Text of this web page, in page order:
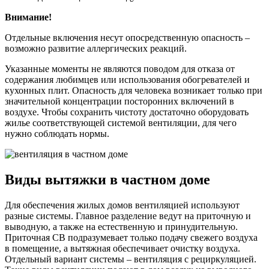
Внимание!
Отдельные включения несут опосредственную опасность –
возможно развитие аллергических реакций.
Указанные моменты не являются поводом для отказа от
содержания любимцев или использования обогревателей и
кухонных плит. Опасность для человека возникает только при
значительной концентрации посторонних включений в
воздухе. Чтобы сохранить чистоту достаточно оборудовать
жилье соответствующей системой вентиляции, для чего
нужно соблюдать нормы.
Виды вытяжки в частном доме
Для обеспечения жилых домов вентиляцией используют
разные системы. Главное разделение ведут на приточную и
выводную, а также на естественную и принудительную.
Приточная СВ подразумевает только подачу свежего воздуха
в помещение, а вытяжная обеспечивает очистку воздуха.
Отдельный вариант системы – вентиляция с рециркуляцией.